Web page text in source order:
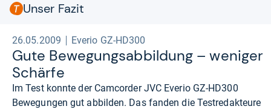
Unser Fazit
26.05.2009 Everio GZ-HD300
Gute Bewe­gungs­ab­bil­dung – weni­ger
Schärfe
Im Test konnte der Camcorder JVC Everio GZ-HD300
Bewegungen gut abbilden. Das fanden die Testredakteure